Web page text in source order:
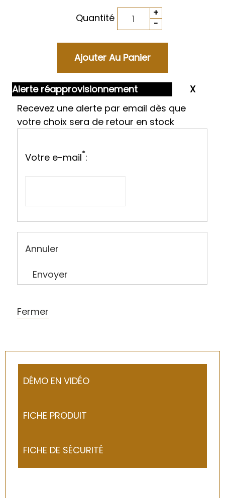
Quantité
Alerte réapprovisionnement
Recevez une alerte par email dès que
votre choix sera de retour en stock
Votre e-mail*:
Annuler
Envoyer
Fermer
DÉMO EN VIDÉO
FICHE PRODUIT
FICHE DE SÉCURITÉ